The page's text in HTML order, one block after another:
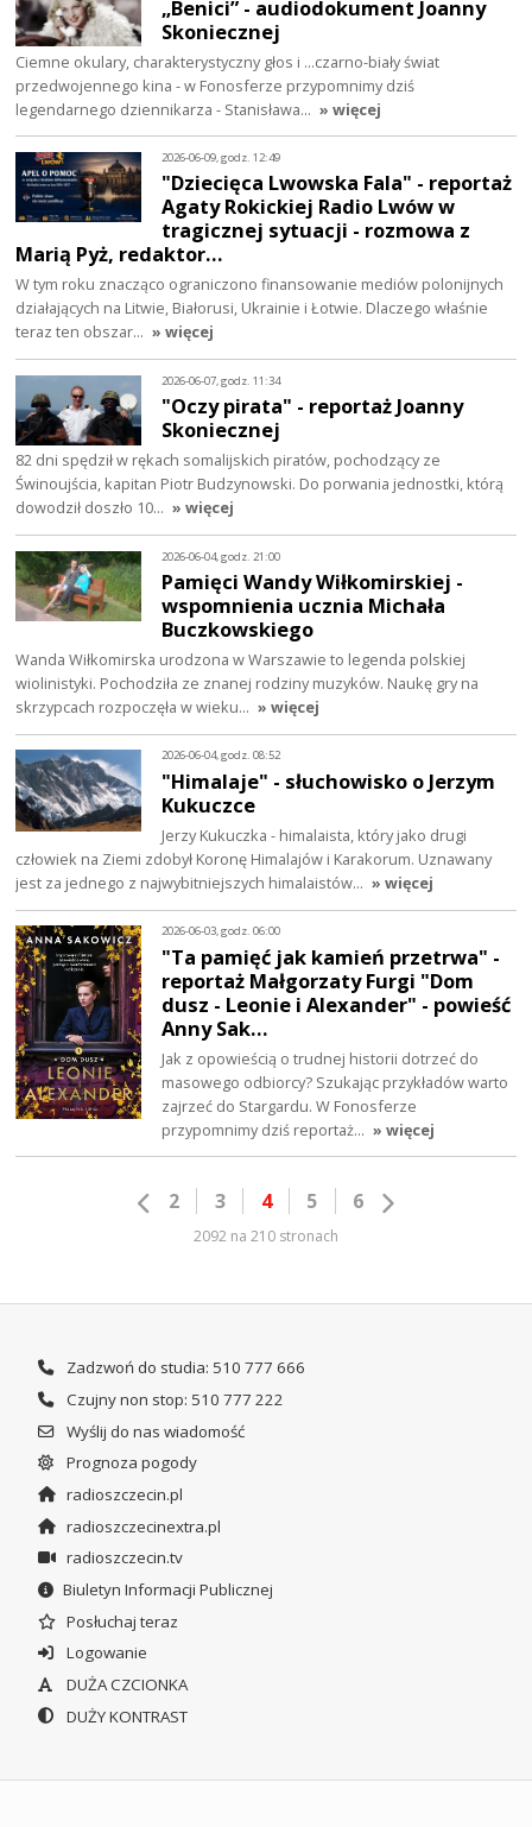
„Benici” - audiodokument Joanny
Skoniecznej
Ciemne okulary, charakterystyczny głos i ...czarno-biały świat
przedwojennego kina - w Fonosferze przypomnimy dziś
legendarnego dziennikarza - Stanisława… » więcej
2026-06-09, godz. 12:49
"Dziecięca Lwowska Fala" - reportaż
Agaty Rokickiej Radio Lwów w
tragicznej sytuacji - rozmowa z
Marią Pyż, redaktor…
W tym roku znacząco ograniczono finansowanie mediów polonijnych
działających na Litwie, Białorusi, Ukrainie i Łotwie. Dlaczego właśnie
teraz ten obszar… » więcej
2026-06-07, godz. 11:34
"Oczy pirata" - reportaż Joanny
Skoniecznej
82 dni spędził w rękach somalijskich piratów, pochodzący ze
Świnoujścia, kapitan Piotr Budzynowski. Do porwania jednostki, którą
dowodził doszło 10… » więcej
2026-06-04, godz. 21:00
Pamięci Wandy Wiłkomirskiej -
wspomnienia ucznia Michała
Buczkowskiego
Wanda Wiłkomirska urodzona w Warszawie to legenda polskiej
wiolinistyki. Pochodziła ze znanej rodziny muzyków. Naukę gry na
skrzypcach rozpoczęła w wieku… » więcej
2026-06-04, godz. 08:52
"Himalaje" - słuchowisko o Jerzym
Kukuczce
Jerzy Kukuczka - himalaista, który jako drugi
człowiek na Ziemi zdobył Koronę Himalajów i Karakorum. Uznawany
jest za jednego z najwybitniejszych himalaistów… » więcej
2026-06-03, godz. 06:00
"Ta pamięć jak kamień przetrwa" -
reportaż Małgorzaty Furgi "Dom
dusz - Leonie i Alexander" - powieść
Anny Sak…
Jak z opowieścią o trudnej historii dotrzeć do
masowego odbiorcy? Szukając przykładów warto
zajrzeć do Stargardu. W Fonosferze
przypomnimy dziś reportaż… » więcej
2 3 4 5 6
2092 na 210 stronach
Zadzwoń do studia: 510 777 666
Czujny non stop: 510 777 222
Wyślij do nas wiadomość
Prognoza pogody
radioszczecin.pl
radioszczecinextra.pl
radioszczecin.tv
Biuletyn Informacji Publicznej
Posłuchaj teraz
Logowanie
DUŻA CZCIONKA
DUŻY KONTRAST